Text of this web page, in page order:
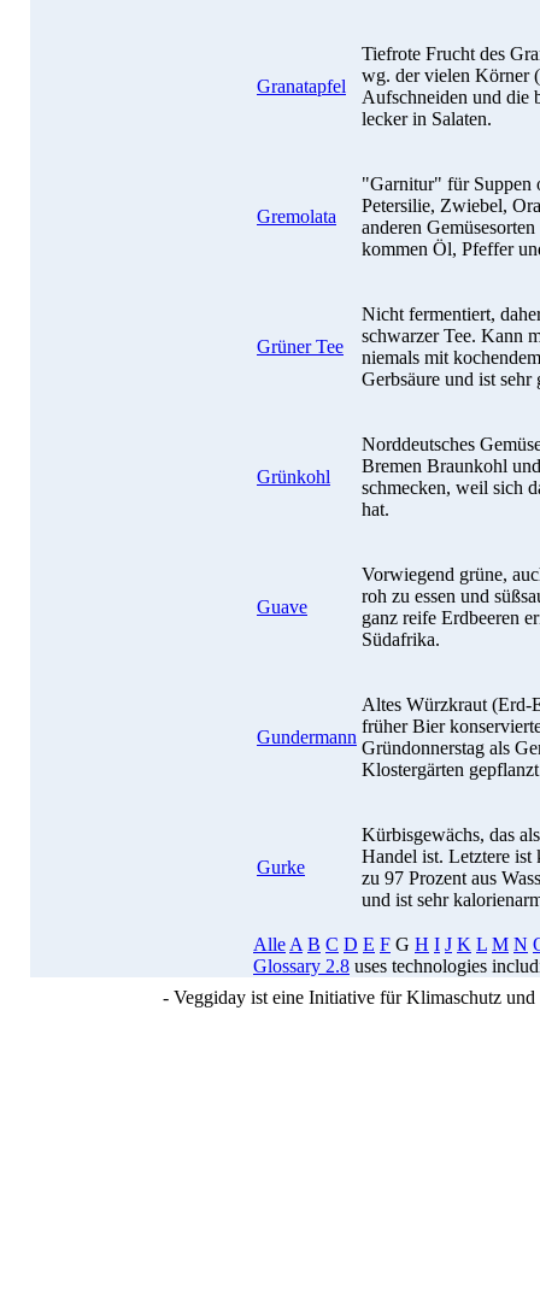
Granatapfel
Tiefrote Frucht des
wg. der vielen Körner
Aufschneiden und die
lecker in Salaten.
Gremolata
"Garnitur" für Suppen
Petersilie, Zwiebel,
anderen
kommen Öl, Pfeffer
Grüner Tee
Nicht fermentiert,
schwarzer Tee. Kann
niemals mit
Gerbsäure und ist sehr
Grünkohl
Norddeutsches
Bremen Braunkohl
schmecken, weil sich
hat.
Guave
Vorwiegend grüne,
roh zu essen und
ganz reife Erdbeeren
Südafrika.
Gundermann
Altes Würzkraut (Erd-
früher Bier
Gründonnerstag als
Klostergärten
Gurke
Kürbisgewächs, das
Handel ist. Letztere ist
zu 97 Prozent aus
und ist sehr
Alle A B C D E F G H I J K L M N
Glossary 2.8 uses technologies
- Veggiday ist eine Initiative für Klimaschutz